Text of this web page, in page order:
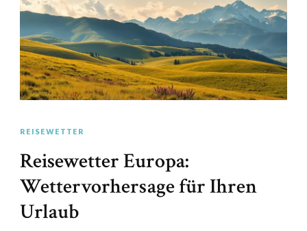
REISEWETTER
Reisewetter Europa:
Wettervorhersage für Ihren
Urlaub